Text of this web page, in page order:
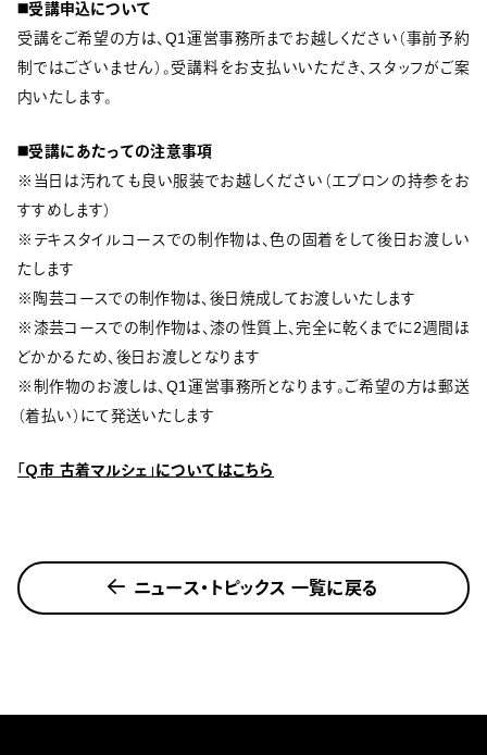
◼️受講申込について
受講をご希望の方は、Q1運営事務所までお越しください（事前予約
制ではございません）。受講料をお支払いいただき、スタッフがご案
内いたします。
◼️受講にあたっての注意事項
※当日は汚れても良い服装でお越しください（エプロンの持参をお
すすめします）
※テキスタイルコースでの制作物は、色の固着をして後日お渡しい
たします
※陶芸コースでの制作物は、後日焼成してお渡しいたします
※漆芸コースでの制作物は、漆の性質上、完全に乾くまでに2週間ほ
どかかるため、後日お渡しとなります
※制作物のお渡しは、Q1運営事務所となります。ご希望の方は郵送
（着払い）にて発送いたします
「Q市 古着マルシェ」についてはこちら
ニュース・トピックス 一覧に戻る